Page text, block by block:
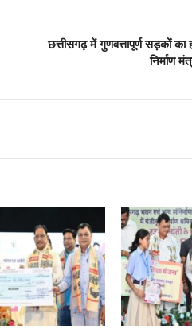
छत्तीसगढ़ में गुणवत्तापूर्ण सड़कों का
निर्माण